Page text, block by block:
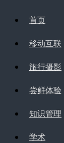
首页
移动互联
旅行摄影
尝鲜体验
知识管理
学术